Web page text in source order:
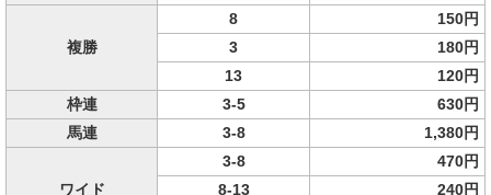
複勝
8
150円
3
180円
13
120円
枠連
3-5
630円
馬連
3-8 1,380円
ワイド
3-8
470円
8-13
240円